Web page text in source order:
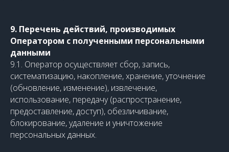
9. Перечень действий, производимых
Оператором с полученными персональными
данными
9.1. Оператор осуществляет сбор, запись,
систематизацию, накопление, хранение, уточнение
(обновление, изменение), извлечение,
использование, передачу (распространение,
предоставление, доступ), обезличивание,
блокирование, удаление и уничтожение
персональных данных.